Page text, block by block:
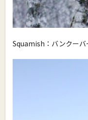
Squamish：バンクー